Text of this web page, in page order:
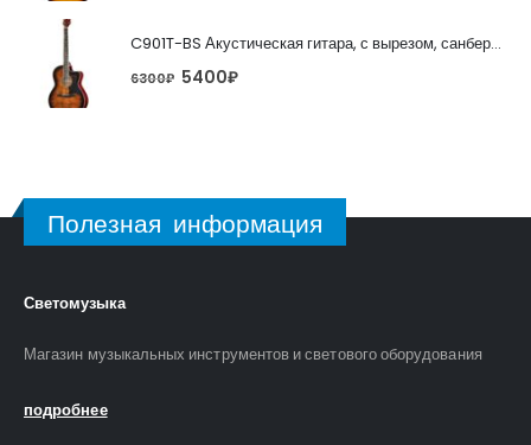
C901T-BS Акустическая гитара, с вырезом, санберст, Caraya
6300₽ 5400₽
Полезная информация
Светомузыка
Магазин музыкальных инструментов и светового оборудования
подробнее